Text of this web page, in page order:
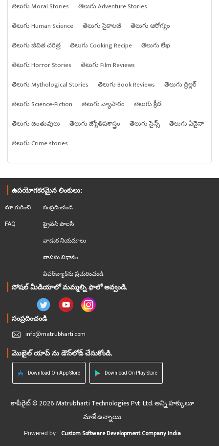
తెలుగు Moral Stories
తెలుగు Adventure Stories
తెలుగు Human Science
తెలుగు సైకాలజీ
తెలుగు ఆరోగ్యం
తెలుగు జీవిత చరిత్ర
తెలుగు Cooking Recipe
తెలుగు లేఖ
తెలుగు Horror Stories
తెలుగు Film Reviews
తెలుగు Mythological Stories
తెలుగు Book Reviews
తెలుగు థ్రిల్లర్
తెలుగు Science-Fiction
తెలుగు వ్యాపారం
తెలుగు క్రీడ
తెలుగు జంతువులు
తెలుగు జ్యోతిషశాస్త్రం తెలుగు సైన్స్
తెలుగు ఏదైనా
తెలుగు Crime stories
ఉపయోగకరమైన లింకులు:
మా గురించి
FAQ
సంప్రదించండి
ప్రైవసీ పాలసీ
వాడుక నియమాలు
వాపసు విధానం
పేపర్‌బ్యాక్‌ను ప్రచురించండి
సోషల్ మీడియాలో మమ్మల్ని ఫాలో అవ్వండి.
సంప్రదించండి
info@matrubharti.com
మొబైల్ యాప్ ను డౌన్‌లోడ్ చేసుకోండి.
Download On App Store Download On Play Store
కాపీరైట్ © 2026 Matrubharti Technologies Pvt. Ltd. అన్ని హక్కులూ
మాకే ఉన్నాయి
Powered by : Custom Software Development Company India